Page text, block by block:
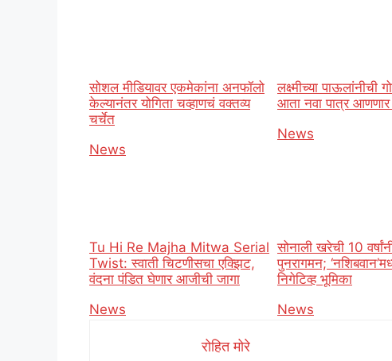
सोशल मीडियावर एकमेकांना अनफॉलो
केल्यानंतर योगिता चव्हाणचं वक्तव्य
चर्चेत
In relation to
News
लक्ष्मीच्या पाऊलांनीची
आता नवा पात्र आणणार
In relation to
News
Tu Hi Re Majha Mitwa Serial
Twist: स्वाती चिटणीसचा एक्झिट,
वंदना पंडित घेणार आजीची जागा
In relation to
News
सोनाली खरेची 10
पुनरागमन;
निगेटिव्ह भूमिका
In relation to
News
रोहित मोरे